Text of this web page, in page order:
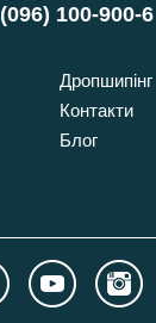
(096) 100-900-6
Дропшипінг
Контакти
Блог